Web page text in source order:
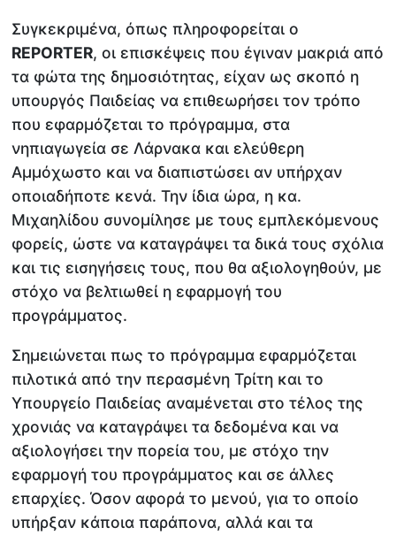
Συγκεκριμένα, όπως πληροφορείται ο
REPORTER, οι επισκέψεις που έγιναν μακριά από
τα φώτα της δημοσιότητας, είχαν ως σκοπό η
υπουργός Παιδείας να επιθεωρήσει τον τρόπο
που εφαρμόζεται το πρόγραμμα, στα
νηπιαγωγεία σε Λάρνακα και ελεύθερη
Αμμόχωστο και να διαπιστώσει αν υπήρχαν
οποιαδήποτε κενά. Την ίδια ώρα, η κα.
Μιχαηλίδου συνομίλησε με τους εμπλεκόμενους
φορείς, ώστε να καταγράψει τα δικά τους σχόλια
και τις εισηγήσεις τους, που θα αξιολογηθούν, με
στόχο να βελτιωθεί η εφαρμογή του
προγράμματος.
Σημειώνεται πως το πρόγραμμα εφαρμόζεται
πιλοτικά από την περασμένη Τρίτη και το
Υπουργείο Παιδείας αναμένεται στο τέλος της
χρονιάς να καταγράψει τα δεδομένα και να
αξιολογήσει την πορεία του, με στόχο την
εφαρμογή του προγράμματος και σε άλλες
επαρχίες. Όσον αφορά το μενού, για το οποίο
υπήρξαν κάποια παράπονα, αλλά και τα